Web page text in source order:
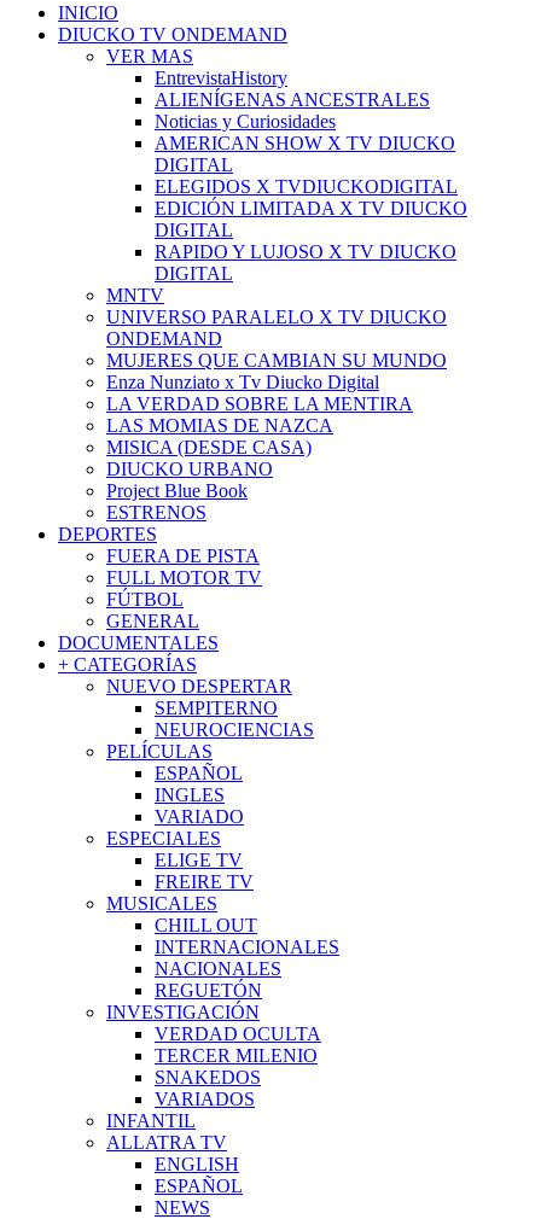
INICIO
DIUCKO TV ONDEMAND
VER MAS
EntrevistaHistory
ALIENÍGENAS ANCESTRALES
Noticias y Curiosidades
AMERICAN SHOW X TV DIUCKO
DIGITAL
ELEGIDOS X TVDIUCKODIGITAL
EDICIÓN LIMITADA X TV DIUCKO
DIGITAL
RAPIDO Y LUJOSO X TV DIUCKO
DIGITAL
MNTV
UNIVERSO PARALELO X TV DIUCKO
ONDEMAND
MUJERES QUE CAMBIAN SU MUNDO
Enza Nunziato x Tv Diucko Digital
LA VERDAD SOBRE LA MENTIRA
LAS MOMIAS DE NAZCA
MISICA (DESDE CASA)
DIUCKO URBANO
Project Blue Book
ESTRENOS
DEPORTES
FUERA DE PISTA
FULL MOTOR TV
FÚTBOL
GENERAL
DOCUMENTALES
+ CATEGORÍAS
NUEVO DESPERTAR
SEMPITERNO
NEUROCIENCIAS
PELÍCULAS
ESPAÑOL
INGLES
VARIADO
ESPECIALES
ELIGE TV
FREIRE TV
MUSICALES
CHILL OUT
INTERNACIONALES
NACIONALES
REGUETÓN
INVESTIGACIÓN
VERDAD OCULTA
TERCER MILENIO
SNAKEDOS
VARIADOS
INFANTIL
ALLATRA TV
ENGLISH
ESPAÑOL
NEWS